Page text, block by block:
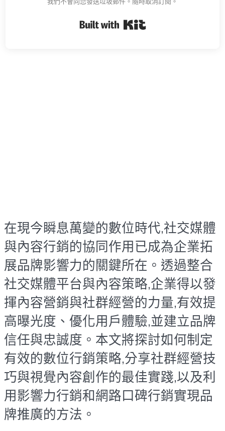
Built with Kit
在現今瞬息萬變的數位時代,社交媒體
與內容行銷的協同作用已成為企業拓
展品牌影響力的關鍵所在。透過整合
社交媒體平台與內容策略,企業得以發
揮內容營銷與社群經營的力量,有效提
高曝光度、優化用戶體驗,並建立品牌
信任與忠誠度。本文將探討如何制定
有效的數位行銷策略,分享社群經營技
巧與視覺內容創作的最佳實踐,以及利
用影響力行銷和網路口碑行銷實現品
牌推廣的方法。